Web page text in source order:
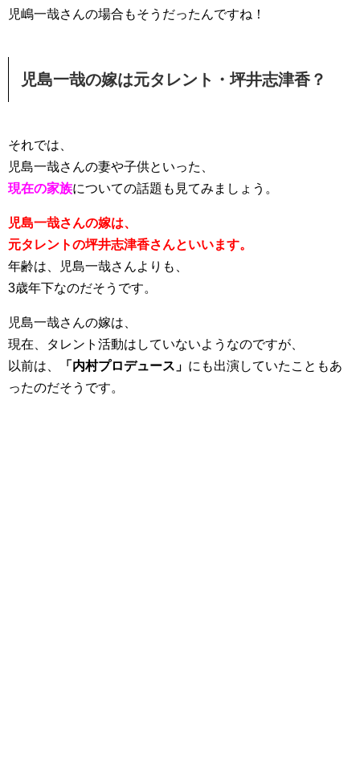
児嶋一哉さんの場合もそうだったんですね！
児島一哉の嫁は元タレント・坪井志津香？
それでは、
児島一哉さんの妻や子供といった、
現在の家族についての話題も見てみましょう。
児島一哉さんの嫁は、
元タレントの坪井志津香さんといいます。
年齢は、児島一哉さんよりも、
3歳年下なのだそうです。
児島一哉さんの嫁は、
現在、タレント活動はしていないようなのですが、
以前は、
「内村プロデュース」 にも出演していたこともあ
ったのだそうです。